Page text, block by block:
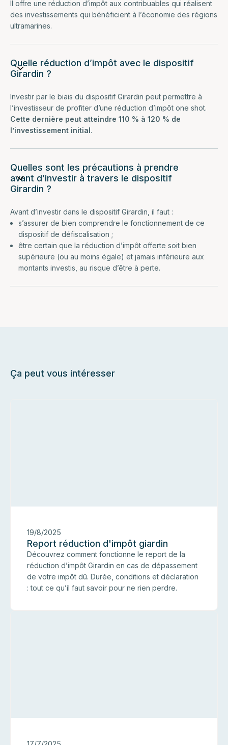
Il offre une réduction d’impôt aux contribuables qui réalisent
des investissements qui bénéficient à l’économie des régions
ultramarines.
Quelle réduction d’impôt avec le dispositif
Girardin ?
Investir par le biais du dispositif Girardin peut permettre à
l’investisseur de profiter d’une réduction d’impôt one shot.
Cette dernière peut atteindre 110 % à 120 % de
l’investissement initial.
Quelles sont les précautions à prendre
avant d’investir à travers le dispositif
Girardin ?
Avant d’investir dans le dispositif Girardin, il faut :
s’assurer de bien comprendre le fonctionnement de ce
dispositif de défiscalisation ;
être certain que la réduction d’impôt offerte soit bien
supérieure (ou au moins égale) et jamais inférieure aux
montants investis, au risque d’être à perte.
Ça peut vous intéresser
19/8/2025
Report réduction d'impôt giardin
Découvrez comment fonctionne le report de la
réduction d’impôt Girardin en cas de dépassement
de votre impôt dû. Durée, conditions et déclaration
: tout ce qu’il faut savoir pour ne rien perdre.